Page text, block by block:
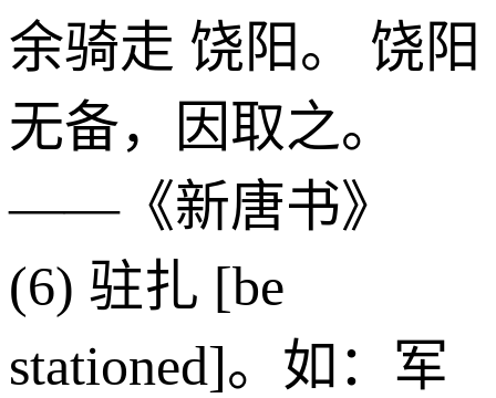
余骑走 饶阳。 饶阳
无备，因取之。
——《新唐书》
(6) 驻扎 [be
stationed]。如：军